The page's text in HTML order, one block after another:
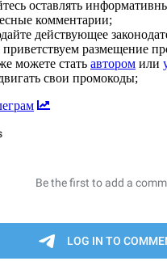
оставлять
комментарии;
действующее
размещение
можете стать автором или
свои промокоды;